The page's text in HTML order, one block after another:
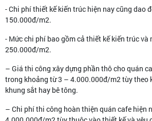
- Chi phí thiết kế kiến trúc hiện nay cũng dao
150.000đ/m2.
- Mức chi phí bao gồm cả thiết kế kiến trúc và
250.000đ/m2.
– Giá thi công xây dựng phần thô cho quán
trong khoảng từ 3 – 4.000.000đ/m2 tùy theo
khung sắt hay bê tông.
– Chi phí thi công hoàn thiện quán cafe hiện